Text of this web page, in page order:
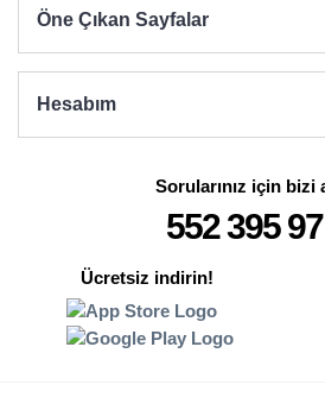
Öne Çıkan Sayfalar
Hesabım
Sorularınız için bizi
552 395
Ücretsiz indirin!